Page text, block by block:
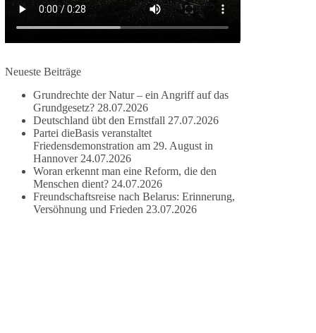
✅ Achtung der Menschenwürde
✅ Wahrung rechtsstaatlicher Verfahren
Krisen dürfen nicht verwaltet werden, sie müssen
Politik, die Fluchtursachen bekämpft,
Schleuserkriminalität entschlossen entgegentritt
und Migration nicht zum Gegenstand
geopolitischer Machtspiele werden lässt.
Der Mensch darf niemals zum Spielball
politischer Interessen werden.
#Migration
Neueste Beiträge
Grundrechte der Natur – ein Angriff auf das
Grundgesetz? 28.07.2026
Deutschland übt den Ernstfall 27.07.2026
Partei dieBasis veranstaltet
Friedensdemonstration am 29. August in
Hannover 24.07.2026
Woran erkennt man eine Reform, die den
Menschen dient? 24.07.2026
Freundschaftsreise nach Belarus: Erinnerung,
Versöhnung und Frieden 23.07.2026